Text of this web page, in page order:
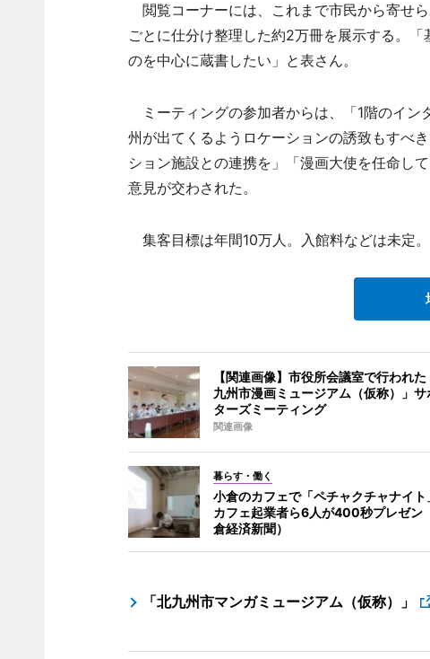
閲覧コーナーには、これまで市民から寄せ
ごとに仕分け整理した約2万冊を展示する。
のを中心に蔵書したい」と表さん。
ミーティングの参加者からは、「1階のイン
州が出てくるようロケーションの誘致もすべ
ション施設との連携を」「漫画大使を任命し
意見が交わされた。
集客目標は年間10万人。入館料などは未定。
【関連画像】市役所会議室で行われた
九州市漫画ミュージアム（仮称）」サ
ターズミーティング
関連画像
暮らす・働く
小倉のカフェで「ペチャクチャナイト
カフェ起業者ら6人が400秒プレゼン
倉経済新聞）
「北九州市マンガミュージアム（仮称）」